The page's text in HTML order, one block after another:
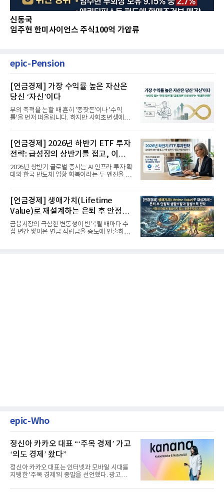
신동국
임주현 한미사이언스 주식100억 가압류
epic-Pension
[연금경제] 가장 수익률 높은 자산은
당신 ‘자신’이다
부의 축적을 논할 때 흔히 '종잣돈'이나 '수익
률'을 먼저 떠올립니다. 하지만 사회초년생에게
[연금경제] 2026년 하반기 ETF 투자
전략: 급성장의 상반기를 접고, 이제
'실적'이 가르는 하반기를 맞다
2026년 상반기 글로벌 증시는 AI 인프라 투자 확
대와 한국 반도체 업황 회복이라는 두 엔진을 달
[연금경제] 생애가치(Lifetime
Value)로 재설계하는 은퇴 후 안정적
생활보장과 평생소득 전략
금융시장의 극심한 변동성이 반복될 때마다 수
십 년간 쌓아온 연금 적립금을 중도에 인출하거
epic-Who
정신아 카카오 대표 “‘주목 경제’ 가고
‘의도 경제’ 왔다”
정신아 카카오 대표는 인터넷과 모바일 시대를
지탱한 '주목 경제'의 종말을 선언했다. 광고를